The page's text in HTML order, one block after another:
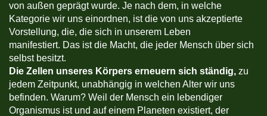
von außen geprägt wurde. Je nach dem, in welche
Kategorie wir uns einordnen, ist die von uns akzeptierte
Vorstellung, die, die sich in unserem Leben
manifestiert. Das ist die Macht, die jeder Mensch über sich
selbst besitzt.
Die Zellen unseres Körpers erneuern sich ständig, zu
jedem Zeitpunkt, unabhängig in welchen Alter wir uns
befinden. Warum? Weil der Mensch ein lebendiger
Organismus ist und auf einem Planeten existiert, der